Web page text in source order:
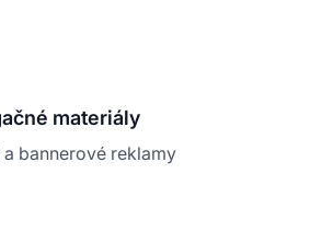
materiály
bannerové reklamy